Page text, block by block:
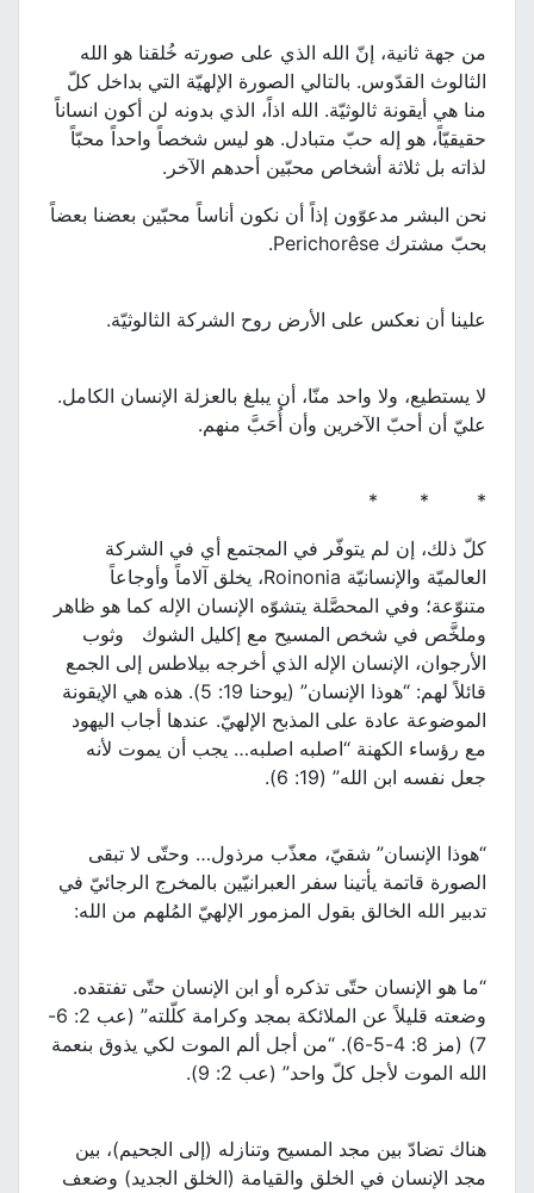
من جهة ثانية، إنّ الله الذي على صورته خُلقنا هو الله
الثالوث القدّوس. بالتالي الصورة الإلهيّة التي بداخل كلّ
منا هي أيقونة ثالوثيّة. الله اذاً، الذي بدونه لن أكون انساناً
حقيقيّاً، هو إله حبّ متبادل. هو ليس شخصاً واحداً محبّاً
لذاته بل ثلاثة أشخاص محبّين أحدهم الآخر.
نحن البشر مدعوّون إذاً أن نكون أناساً محبّين بعضنا بعضاً
بحبّ مشترك Perichorêse.
علينا أن نعكس على الأرض روح الشركة الثالوثيّة.
لا يستطيع، ولا واحد منّا، أن يبلغ بالعزلة الإنسان الكامل.
عليّ أن أحبّ الآخرين وأن أُحَبَّ منهم.
* * *
كلّ ذلك، إن لم يتوفّر في المجتمع أي في الشركة
العالميّة والإنسانيّة Roinonia، يخلق آلاماً وأوجاعاً
متنوّعة؛ وفي المحصَّلة يتشوّه الإنسان الإله كما هو ظاهر
وملخَّص في شخص المسيح مع إكليل الشوك وثوب
الأرجوان، الإنسان الإله الذي أخرجه بيلاطس إلى الجمع
قائلاً لهم: “هوذا الإنسان” (يوحنا 19: 5). هذه هي الإيقونة
الموضوعة عادة على المذبح الإلهيّ. عندها أجاب اليهود
مع رؤساء الكهنة “اصلبه اصلبه… يجب أن يموت لأنه
جعل نفسه ابن الله” (19: 6).
“هوذا الإنسان” شقيّ، معذّب مرذول… وحتّى لا تبقى
الصورة قاتمة يأتينا سفر العبرانيّين بالمخرج الرجائيّ في
تدبير الله الخالق بقول المزمور الإلهيّ المُلهم من الله:
“ما هو الإنسان حتّى تذكره أو ابن الإنسان حتّى تفتقده.
وضعته قليلاً عن الملائكة بمجد وكرامة كلّلته” (عب 2: 6-
7) (مز 8: 4-5-6). “من أجل ألم الموت لكي يذوق بنعمة
الله الموت لأجل كلّ واحد” (عب 2: 9).
هناك تضادّ بين مجد المسيح وتنازله (إلى الجحيم)، بين
مجد الإنسان في الخلق والقيامة (الخلق الجديد) وضعف